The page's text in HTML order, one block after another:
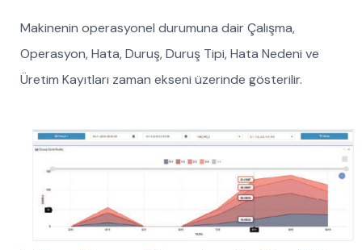
Makinenin operasyonel durumuna dair Çalışma,
Operasyon, Hata, Duruş, Duruş Tipi, Hata Nedeni ve
Üretim Kayıtları zaman ekseni üzerinde gösterilir.